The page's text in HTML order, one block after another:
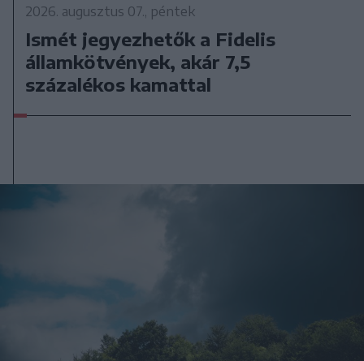
2026. augusztus 07., péntek
Ismét jegyezhetők a Fidelis
államkötvények, akár 7,5
százalékos kamattal